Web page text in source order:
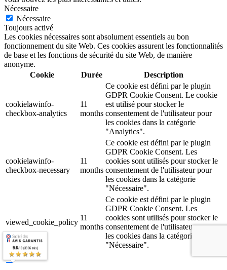
Nécessaire
Nécessaire
Toujours activé
Les cookies nécessaires sont absolument essentiels au bon
fonctionnement du site Web. Ces cookies assurent les fonctionnalités
de base et les fonctions de sécurité du site Web, de manière
anonyme.
Cookie
Durée Description
cookielawinfo-
checkbox-analytics
11
months
Ce cookie est défini par le plugin
GDPR Cookie Consent. Le cookie
est utilisé pour stocker le
consentement de l'utilisateur pour
les cookies dans la catégorie
"Analytics".
cookielawinfo-
checkbox-necessary
11
months
Ce cookie est défini par le plugin
GDPR Cookie Consent. Les
cookies sont utilisés pour stocker le
consentement de l'utilisateur pour
les cookies dans la catégorie
"Nécessaire".
viewed_cookie_policy
11
months
Ce cookie est défini par le plugin
GDPR Cookie Consent. Les
cookies sont utilisés pour stocker le
consentement de l'utilisateur pour
les cookies dans la catégorie
"Nécessaire".
Google Ads
9.6/10 (3306 avis)
★★★★★